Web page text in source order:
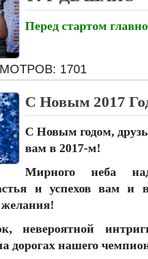
Перед стартом
1701
С Новым 2017
С Новым годом,
вам в 2017-м!
Мирного неба
и успехов вам
желания!
невероятной
дорогах нашего